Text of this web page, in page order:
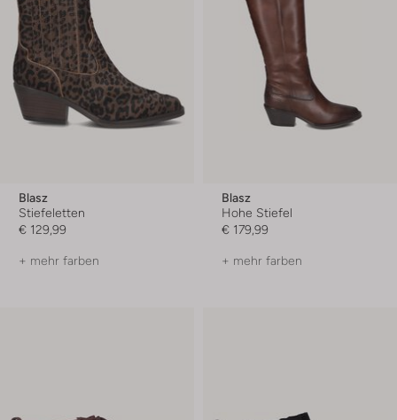
Blasz
Stiefeletten
€ 129,99
+ mehr farben
Blasz
Hohe Stiefel
€ 179,99
+ mehr farben